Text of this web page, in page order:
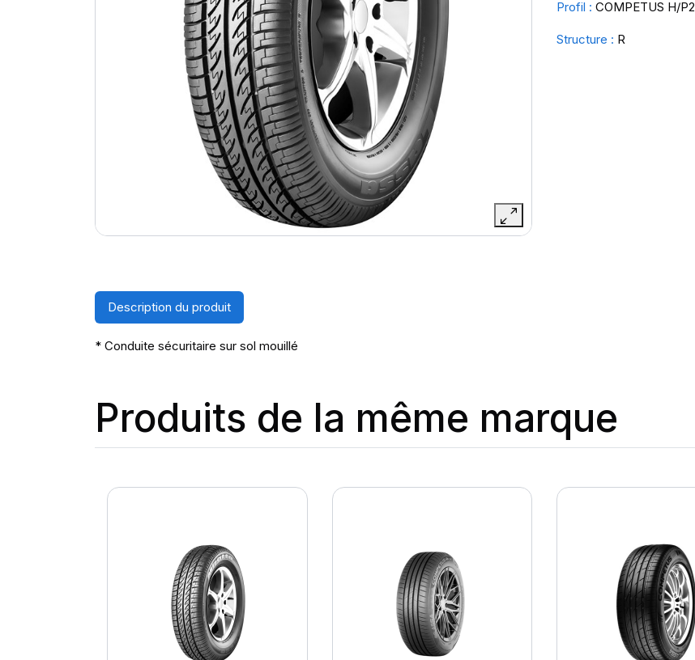
Profil : COMPETUS H/P2
Structure : R
Description du produit
* Conduite sécuritaire sur sol mouillé
Produits de la même marque